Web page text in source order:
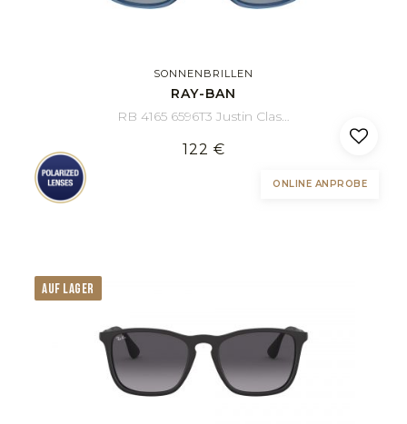
SONNENBRILLEN
RAY-BAN
RB 4165 6596T3 Justin Classic 55/16
122 €
ONLINE ANPROBE
AUF LAGER